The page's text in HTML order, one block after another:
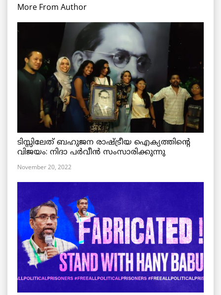
More From Author
ടിസ്സിലേത് ബഹുജന രാഷ്ട്രീയ ഐക്യത്തിന്റെ
വിജയം: നിദാ പർവീൻ സംസാരിക്കുന്നു
November 20, 2022